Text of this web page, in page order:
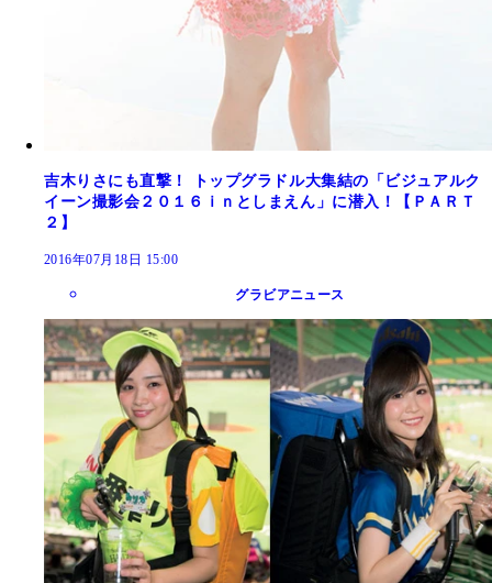
吉木りさにも直撃！ トップグラドル大集結の「ビジュアルク
イーン撮影会２０１６ｉｎとしまえん」に潜入！【ＰＡＲＴ
２】
2016年07月18日 15:00
グラビアニュース